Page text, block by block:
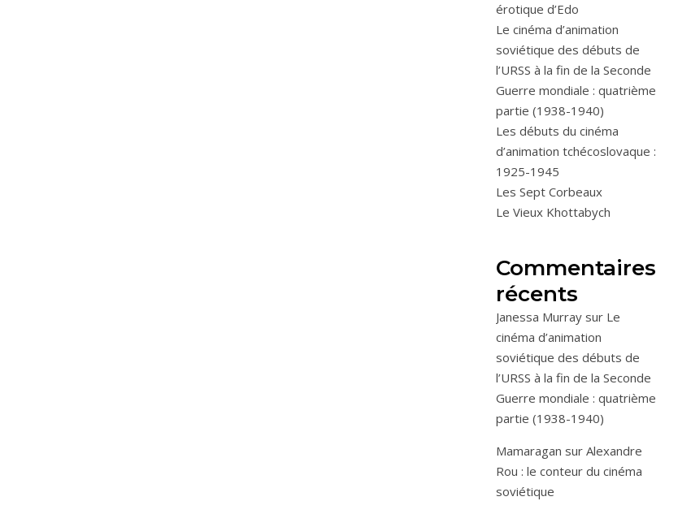
érotique d’Edo
Le cinéma d’animation
soviétique des débuts de
l’URSS à la fin de la Seconde
Guerre mondiale : quatrième
partie (1938-1940)
Les débuts du cinéma
d’animation tchécoslovaque :
1925-1945
Les Sept Corbeaux
Le Vieux Khottabych
Commentaires
récents
Janessa Murray sur Le
cinéma d’animation
soviétique des débuts de
l’URSS à la fin de la Seconde
Guerre mondiale : quatrième
partie (1938-1940)
Mamaragan sur Alexandre
Rou : le conteur du cinéma
soviétique